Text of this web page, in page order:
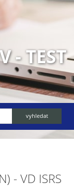
- TEST
- VD ISRS